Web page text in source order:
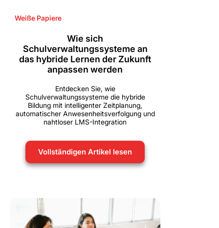
Weiße Papiere
Wie sich
Schulverwaltungssysteme an
das hybride Lernen der Zukunft
anpassen werden
Entdecken Sie, wie
Schulverwaltungssysteme die hybride
Bildung mit intelligenter Zeitplanung,
automatischer Anwesenheitsverfolgung und
nahtloser LMS-Integration
Vollständigen Artikel lesen